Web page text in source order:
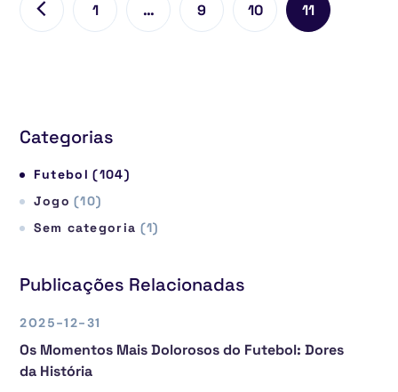
1 … 9 10 11
Categorias
Futebol (104)
Jogo (10)
Sem categoria (1)
Publicações Relacionadas
2025-12-31
Os Momentos Mais Dolorosos do Futebol: Dores
da História